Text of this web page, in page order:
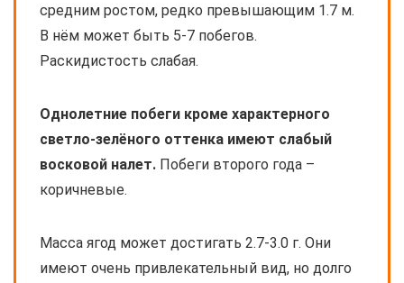
средним ростом, редко превышающим 1.7 м.
В нём может быть 5-7 побегов.
Раскидистость слабая.
Однолетние побеги кроме характерного
светло-зелёного оттенка имеют слабый
восковой налет. Побеги второго года –
коричневые.
Масса ягод может достигать 2.7-3.0 г. Они
имеют очень привлекательный вид, но долго